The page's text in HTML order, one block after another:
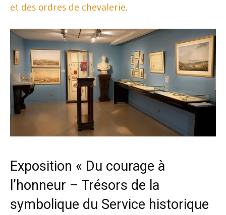
et des ordres de chevalerie.
Exposition « Du courage à
l’honneur – Trésors de la
symbolique du Service historique